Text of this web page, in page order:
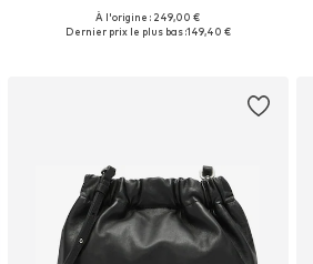
Tailles disponibles: One Size
À l'origine : 249,00 €
Dernier prix le plus bas :149,40 €